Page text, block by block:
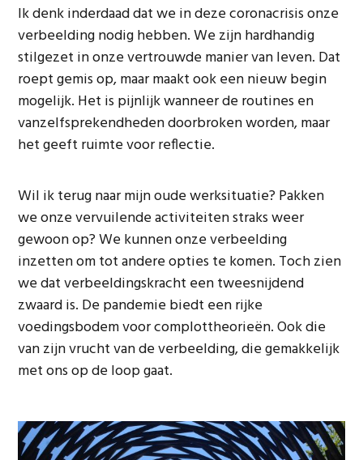
Ik denk inderdaad dat we in deze coronacrisis onze
verbeelding nodig hebben. We zijn hardhandig
stilgezet in onze vertrouwde manier van leven. Dat
roept gemis op, maar maakt ook een nieuw begin
mogelijk. Het is pijnlijk wanneer de routines en
vanzelfsprekendheden doorbroken worden, maar
het geeft ruimte voor reflectie.
Wil ik terug naar mijn oude werksituatie? Pakken
we onze vervuilende activiteiten straks weer
gewoon op? We kunnen onze verbeelding
inzetten om tot andere opties te komen. Toch zien
we dat verbeeldingskracht een tweesnijdend
zwaard is. De pandemie biedt een rijke
voedingsbodem voor complottheorieën. Ook die
van zijn vrucht van de verbeelding, die gemakkelijk
met ons op de loop gaat.